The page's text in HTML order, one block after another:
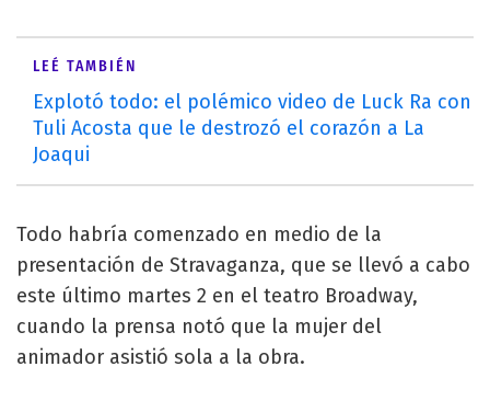
LEÉ TAMBIÉN
Explotó todo: el polémico video de Luck Ra con
Tuli Acosta que le destrozó el corazón a La
Joaqui
Todo habría comenzado en medio de la
presentación de Stravaganza, que se llevó a cabo
este último martes 2 en el teatro Broadway,
cuando la prensa notó que la mujer del
animador asistió sola a la obra.